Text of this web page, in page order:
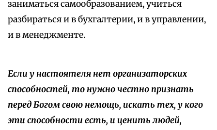
заниматься самообразованием, учиться
разбираться и в бухгалтерии, и в управлении,
и в менеджменте.
Если у настоятеля нет организаторских
способностей, то нужно честно признать
перед Богом свою немощь, искать тех, у кого
эти способности есть, и ценить людей,